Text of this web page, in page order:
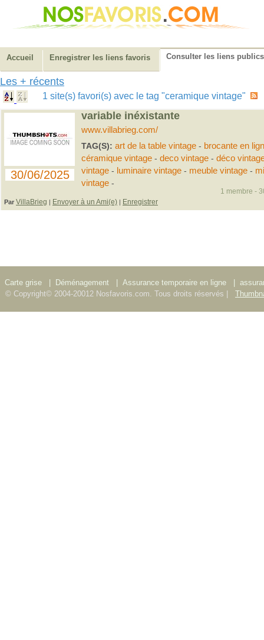
Accueil Enregistrer les liens favoris Consulter les liens publics
Les + récents
1 site(s) favori(s) avec le tag "ceramique vintage"
30/06/2025
variable inéxistante
www.villabrieg.com/
TAG(S): art de la table vintage- brocante en
céramique vintage- deco vintage- déco
vintage- luminaire vintage- meuble vintage-
vintage-
Par VillaBrieg | Envoyer à un Ami(e) | Enregistrer
1 membre -
Carte grise Déménagement Assurance temporaire en ligne
© Copyright© 2004-20012 Nosfavoris.com. Tous droits réservés |